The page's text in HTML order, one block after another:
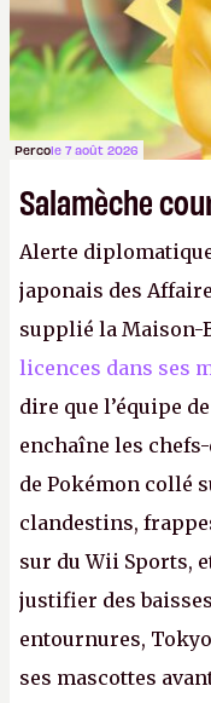
prochain numéro .
Percole 7 août 2026
Salamèche
Alerte
japonais des
supplié la Maison-
licences dans ses
dire que l’équipe
enchaîne les
de Pokémon collé
clandestins,
sur du Wii Sports,
justifier des
entournures,
ses mascottes